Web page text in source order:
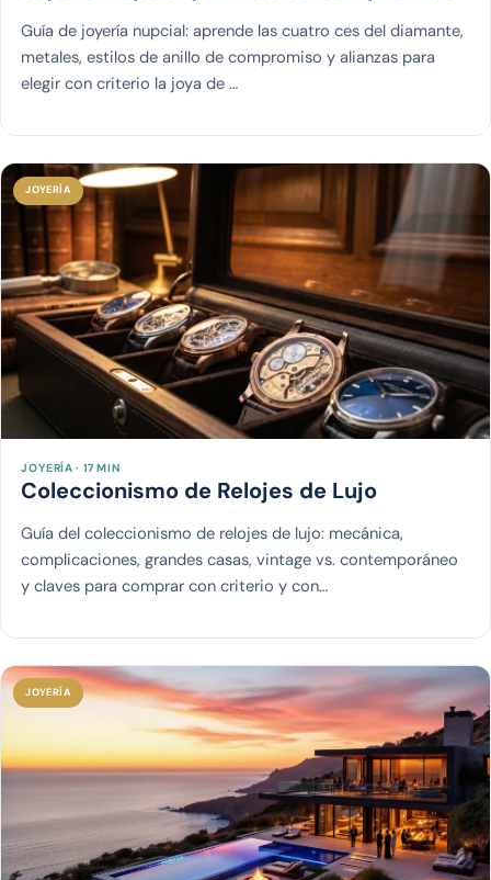
Guía de joyería nupcial: aprende las cuatro ces del diamante,
metales, estilos de anillo de compromiso y alianzas para
elegir con criterio la joya de …
JOYERÍA
JOYERÍA · 17 MIN
Coleccionismo de Relojes de Lujo
Guía del coleccionismo de relojes de lujo: mecánica,
complicaciones, grandes casas, vintage vs. contemporáneo
y claves para comprar con criterio y con…
JOYERÍA